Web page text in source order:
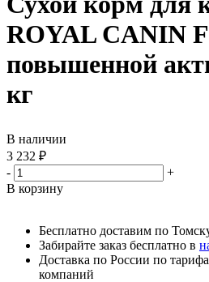
ROYAL CANIN
повышенной
кг
В наличии
3 232 ₽
-
+
В корзину
Бесплатно доставим по
Забирайте заказ бесплатно в
Доставка по России по
компаний